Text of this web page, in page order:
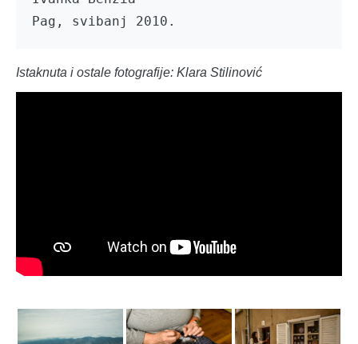
Pag, svibanj 2010.
Istaknuta i ostale fotografije: Klara Stilinović